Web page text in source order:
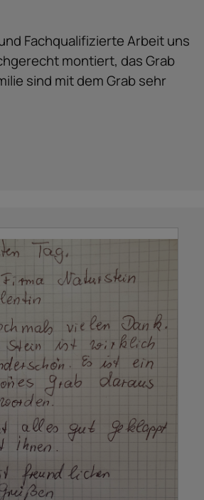
Fachqualifizierte Arbeit uns
montiert, das Grab
sind mit dem Grab sehr